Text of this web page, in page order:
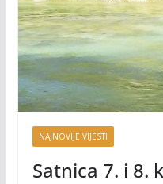
NAJNOVIJE VIJESTI
Satnica 7. i 8.